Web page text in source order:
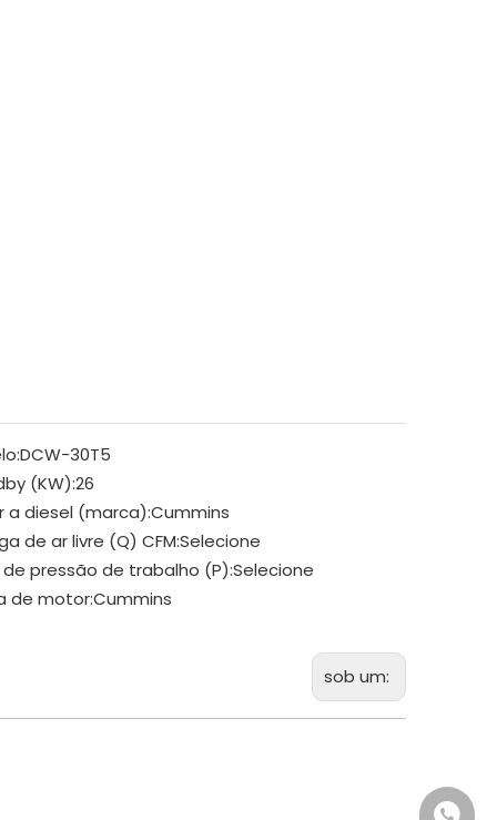
DCW-30T5
(KW):26
a diesel (marca):Cummins
de ar livre (Q) CFM:Selecione
de pressão de trabalho (P):Selecione
de motor:Cummins
sob um:
+86